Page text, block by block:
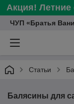
Акция! Летние
ЧУП «Братья
Статьи
Балясины для